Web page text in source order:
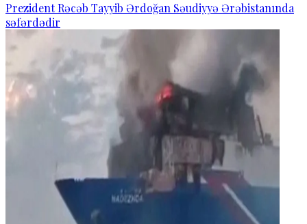
Prezident Rəcəb Tayyib Ərdoğan Səudiyyə Ərəbistanında
səfərdədir